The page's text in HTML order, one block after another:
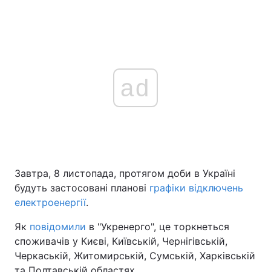
Головна Війна
Україна
Економіка Світ
Спорт Наука
ad
Завтра, 8 листопада, протягом доби в Україні
будуть застосовані планові графіки відключень
електроенергії.
Як повідомили в "Укренерго", це торкнеться
споживачів у Києві, Київській, Чернігівській,
Черкаській, Житомирській, Сумській, Харківській